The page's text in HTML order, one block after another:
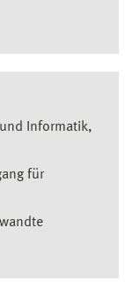
Informatik,
für